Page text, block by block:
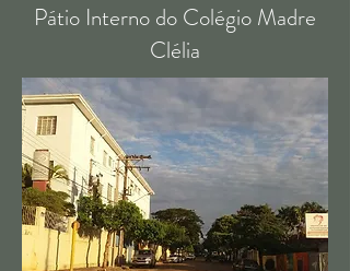
Pátio Interno do Colégio Madre
Clélia